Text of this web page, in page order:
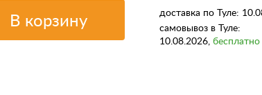
доставка по Туле:
самовывоз в Туле:
10.08.2026, бесплатно
В корзину